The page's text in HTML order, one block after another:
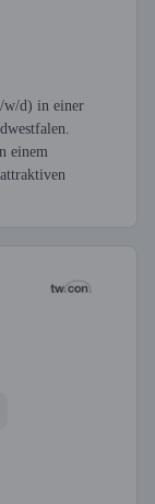
w/d) in einer
einem